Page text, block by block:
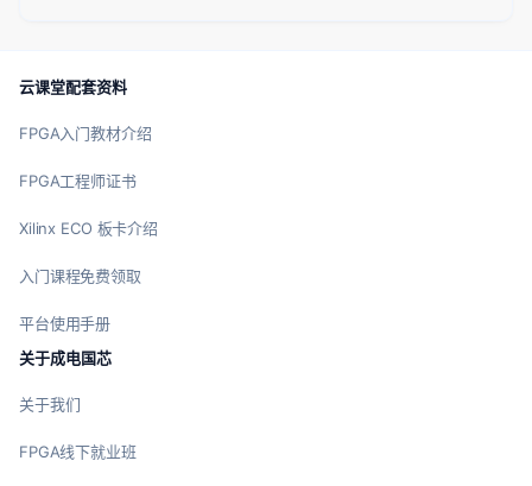
云课堂配套资料
FPGA入门教材介绍
FPGA工程师证书
Xilinx ECO 板卡介绍
入门课程免费领取
平台使用手册
关于成电国芯
关于我们
FPGA线下就业班